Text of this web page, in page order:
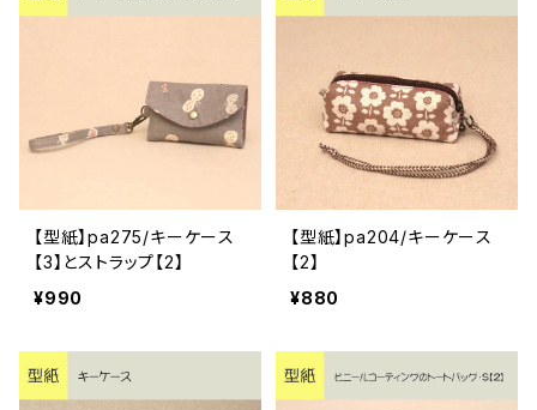
【型紙】pa275/キーケース
【3】とストラップ【2】
¥990
【型紙】pa204/キーケース
【2】
¥880